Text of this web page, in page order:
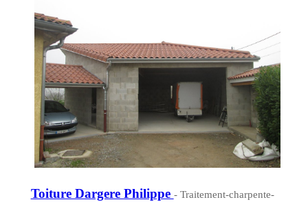
Toiture Dargere Philippe - Traitement-charpente-